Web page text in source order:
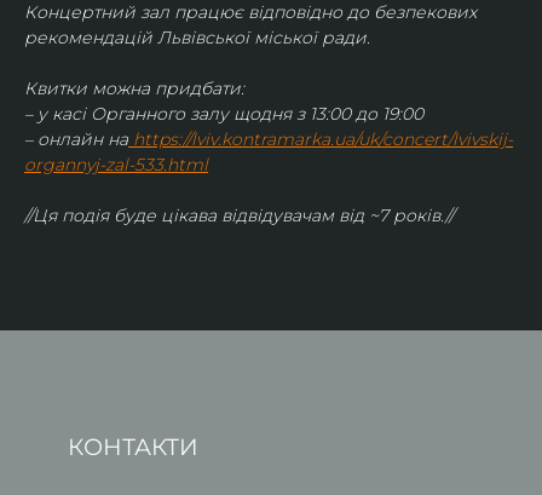
Концертний зал працює відповідно до безпекових
рекомендацій Львівської міської ради.
Квитки можна придбати:
– у касі Органного залу щодня з 13:00 до 19:00
– онлайн на https://lviv.kontramarka.ua/uk/concert/lvivskij-
organnyj-zal-533.html
//Ця подія буде цікава відвідувачам від ~7 років.//
КОНТАКТИ